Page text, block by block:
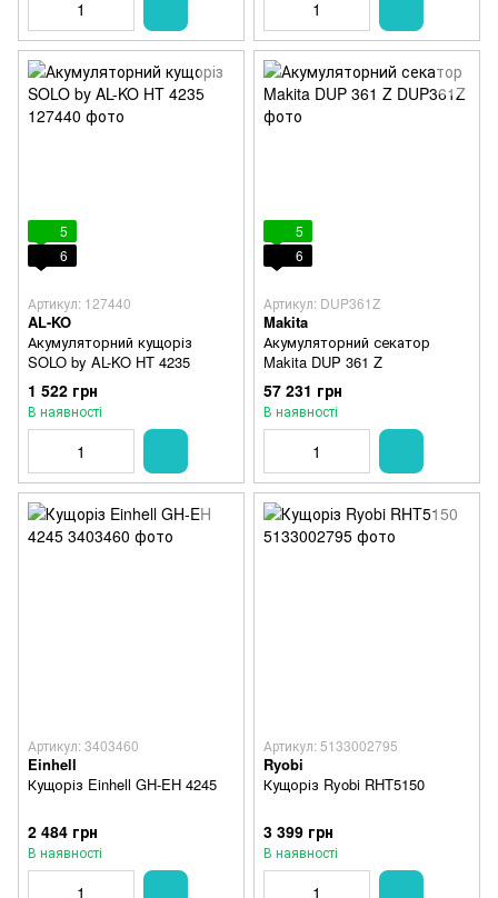
5
6
Артикул: 127440
AL-KO
Акумуляторний кущоріз
SOLO by AL-KO HT 4235
1 522 грн
В наявності
5
6
Артикул: DUP361Z
Makita
Акумуляторний секатор
Makita DUP 361 Z
57 231 грн
В наявності
Артикул: 3403460
Einhell
Кущоріз Einhell GH-EH 4245
2 484 грн
В наявності
Артикул: 5133002795
Ryobi
Кущоріз Ryobi RHT5150
3 399 грн
В наявності